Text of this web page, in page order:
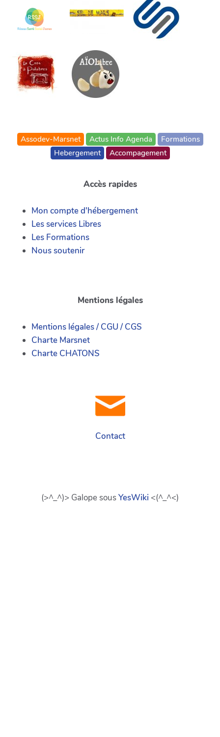
Assodev-Marsnet Actus Info Agenda
Formations
Hebergement
Accompagement
Accès rapides
Mon compte d'hébergement
Les services Libres
Les Formations
Nous soutenir
Mentions légales
Mentions légales / CGU / CGS
Charte Marsnet
Charte CHATONS
Contact
(>^_^)> Galope sousYesWiki <(^_^<)